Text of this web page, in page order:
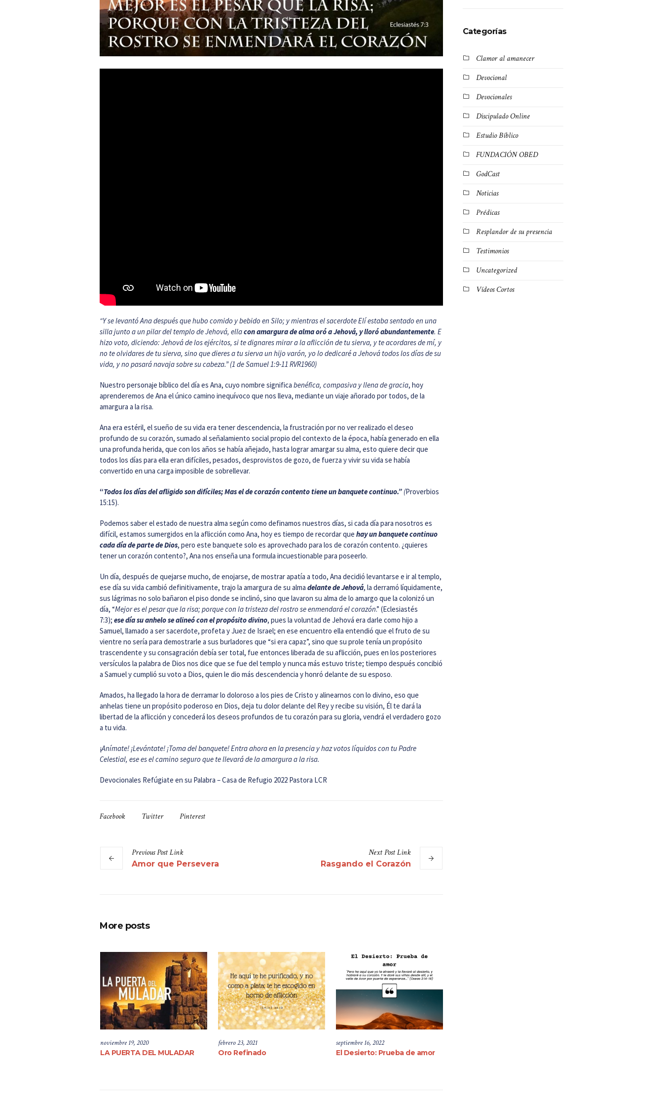
“Y se levantó Ana después que hubo comido y bebido en Silo; y mientras el sacerdote Elí estaba sentado en una
silla junto a un pilar del templo de Jehová, ellacon amargura de alma oró a Jehová, y lloró abundantemente. E
hizo voto, diciendo: Jehová de los ejércitos, si te dignares mirar a la aflicción de tu sierva, y te acordares de mí, y
no te olvidares de tu sierva, sino que dieres a tu sierva un hijo varón, yo lo dedicaré a Jehová todos los días de su
vida, y no pasará navaja sobre su cabeza.” (1 de Samuel 1:9-11 RVR1960)
Nuestro personaje bíblico del día es Ana, cuyo nombre significa benéfica, compasiva y llena de gracia, hoy
aprenderemos de Ana el único camino inequívoco que nos lleva, mediante un viaje añorado por todos, de la
amargura a la risa.
Ana era estéril, el sueño de su vida era tener descendencia, la frustración por no ver realizado el deseo
profundo de su corazón, sumado al señalamiento social propio del contexto de la época, había generado en ella
una profunda herida, que con los años se había añejado, hasta lograr amargar su alma, esto quiere decir que
todos los días para ella eran difíciles, pesados, desprovistos de gozo, de fuerza y vivir su vida se había
convertido en una carga imposible de sobrellevar.
“Todos los días del afligido son difíciles; Mas el de corazón contento tiene un banquete continuo.” (Proverbios
15:15).
Podemos saber el estado de nuestra alma según como definamos nuestros días, si cada día para nosotros es
difícil, estamos sumergidos en la aflicción como Ana, hoy es tiempo de recordar que hay un banquete continuo
cada día de parte de Dios, pero este banquete solo es aprovechado para los de corazón contento. ¿quieres
tener un corazón contento?, Ana nos enseña una formula incuestionable para poseerlo.
Un día, después de quejarse mucho, de enojarse, de mostrar apatía a todo, Ana decidió levantarse e ir al templo,
ese día su vida cambió definitivamente, trajo la amargura de su alma delante de Jehová, la derramó líquidamente,
sus lágrimas no solo bañaron el piso donde se inclinó, sino que lavaron su alma de lo amargo que la colonizó un
día, “Mejor es el pesar que la risa; porque con la tristeza del rostro se enmendará el corazón.” (Eclesiastés
7:3); ese díasu anhelo se alineó con el propósito divino, pues la voluntad de Jehová era darle como hijo a
Samuel, llamado a ser sacerdote, profeta y Juez de Israel; en ese encuentro ella entendió que el fruto de su
vientre no sería para demostrarle a sus burladores que “si era capaz”, sino que su prole tenía un propósito
trascendente y su consagración debía ser total, fue entonces liberada de su aflicción, pues en los posteriores
versículos la palabra de Dios nos dice que se fue del templo y nunca más estuvo triste; tiempo después concibió
a Samuel y cumplió su voto a Dios, quien le dio más descendencia y honró delante de su esposo.
Amados, ha llegado la hora de derramar lo doloroso a los pies de Cristo y alinearnos con lo divino, eso que
anhelas tiene un propósito poderoso en Dios, deja tu dolor delante del Rey y recibe su visión, Él te dará la
libertad de la aflicción y concederá los deseos profundos de tu corazón para su gloria, vendrá el verdadero gozo
a tu vida.
¡Anímate! ¡Levántate! ¡Toma del banquete! Entra ahora en la presencia y haz votos líquidos con tu Padre
Celestial, ese es el camino seguro que te llevará de la amargura a la risa.
Devocionales Refúgiate en su Palabra – Casa de Refugio 2022 Pastora LCR
Facebook Twitter Pinterest
PreviousPostLink
Amor que Persevera
NextPostLink
Rasgando el Corazón
More posts
noviembre 19, 2020
LA PUERTA DEL MULADAR
febrero 23, 2021
Oro Refinado
septiembre 16, 2022
El Desierto: Prueba de amor
Categorías
Clamor al amanecer
Devocional
Devocionales
Discipulado Online
Estudio Bíblico
FUNDACIÓN OBED
GodCast
Noticias
Prédicas
Resplandor de su presencia
Testimonios
Uncategorized
Vídeos Cortos